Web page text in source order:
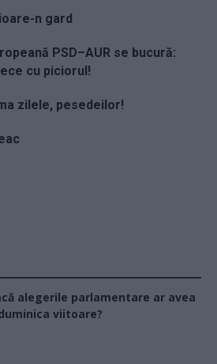
n gard
PSD–AUR se bucură:
cu piciorul!
zilele, pesedeilor!
alegerile parlamentare ar avea
viitoare?